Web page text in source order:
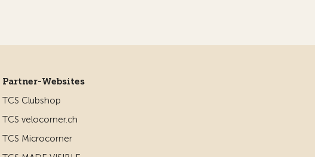
Partner-Websites
TCS Clubshop
TCS velocorner.ch
TCS Microcorner